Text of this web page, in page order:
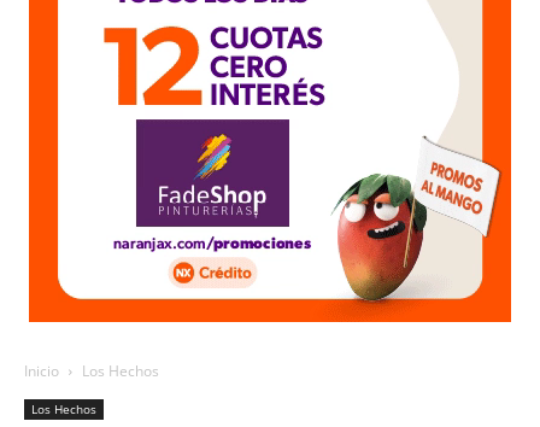
Inicio Los Hechos
Los Hechos